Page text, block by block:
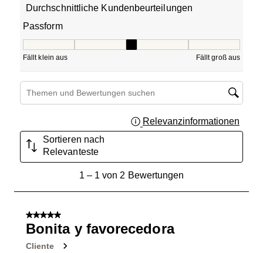
Durchschnittliche Kundenbeurteilungen
Passform
Fällt klein aus Fällt groß aus
Suchthemen und Bewertungen Suchregion
Relevanzinformationen
Sortieren nach
Relevanteste
von
Bewertungen.
1– 1 von 2 Bewertungen
5 von 5 Sternen.
Bonita y favorecedora
Cliente